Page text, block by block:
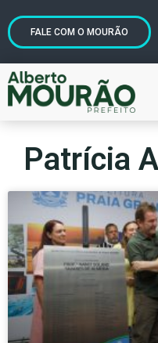
FALE COM O MOURÃO
Patrícia